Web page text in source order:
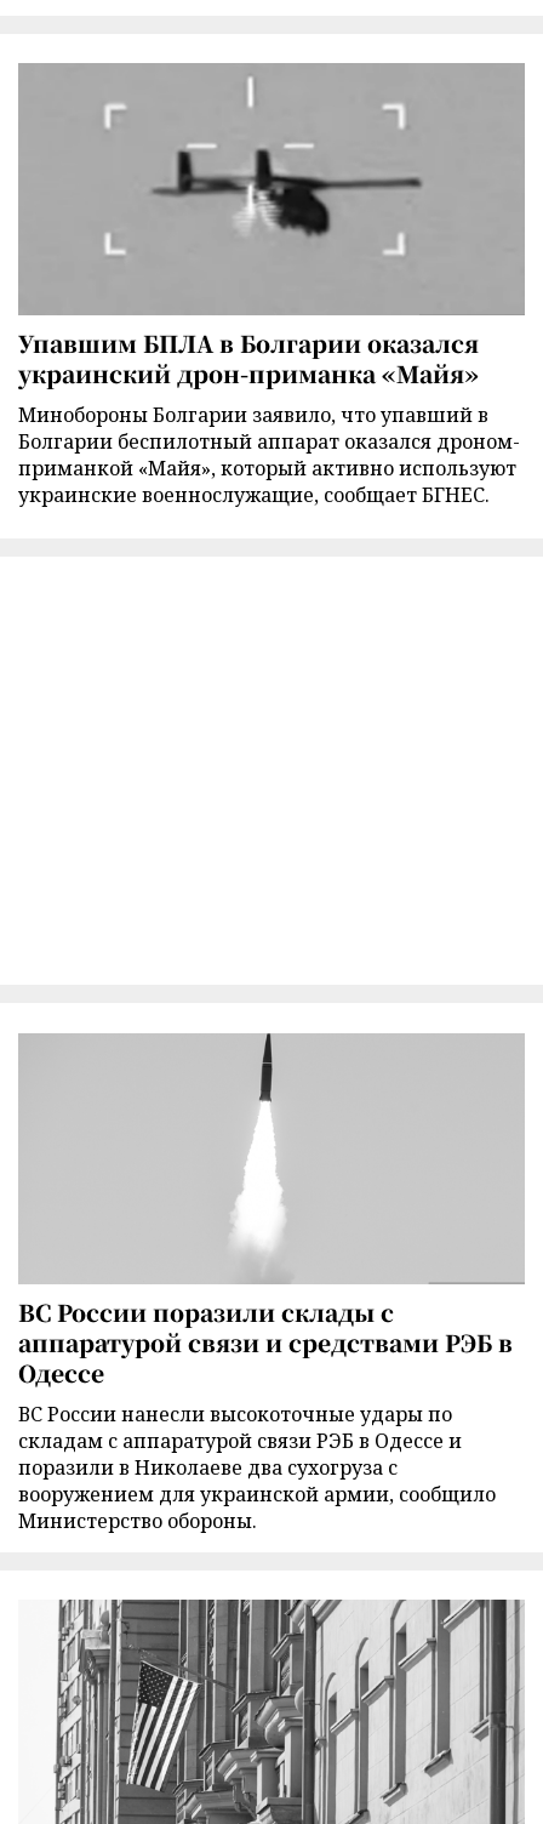
Упавшим БПЛА в Болгарии оказался
украинский дрон-приманка «Майя»
Минобороны Болгарии заявило, что упавший в
Болгарии беспилотный аппарат оказался дроном-
приманкой «Майя», который активно используют
украинские военнослужащие, сообщает БГНЕС.
ВС России поразили склады с
аппаратурой связи и средствами РЭБ в
Одессе
ВС России нанесли высокоточные удары по
складам с аппаратурой связи РЭБ в Одессе и
поразили в Николаеве два сухогруза с
вооружением для украинской армии, сообщило
Министерство обороны.